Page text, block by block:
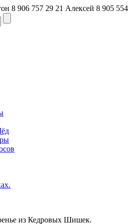
8 906 757 29 21 Алексей 8 905
из Кедровых Шишек.